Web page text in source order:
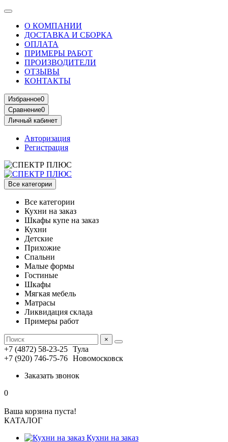
О КОМПАНИИ
ДОСТАВКА И СБОРКА
ОПЛАТА
ПРИМЕРЫ РАБОТ
ПРОИЗВОДИТЕЛИ
ОТЗЫВЫ
КОНТАКТЫ
Избранное0
Сравнение0
Личный кабинет
Авторизация
Регистрация
Все категории
Все категории
Кухни на заказ
Шкафы купе на заказ
Кухни
Детские
Прихожие
Спальни
Малые формы
Гостиные
Шкафы
Мягкая мебель
Матрасы
Ликвидация склада
Примеры работ
×
+7 (4872) 58-23-25 Тула
+7 (920) 746-75-76 Новомосковск
Заказать звонок
0
Ваша корзина пуста!
КАТАЛОГ
Кухни на заказ